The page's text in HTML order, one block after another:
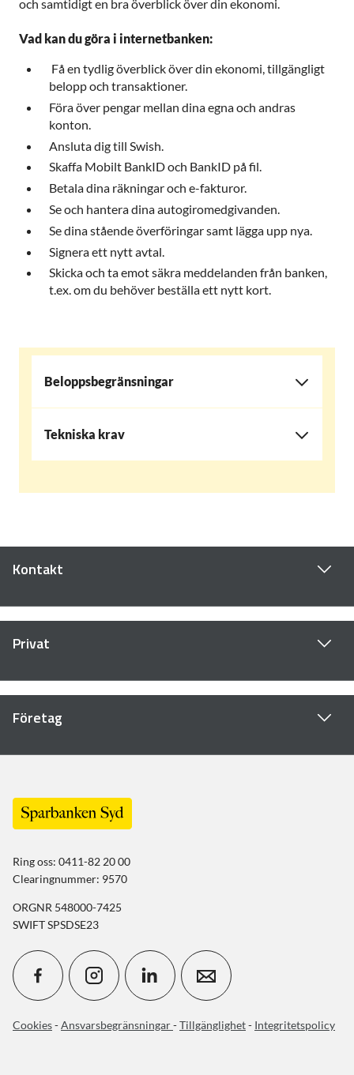
och samtidigt en bra överblick över din ekonomi.
Vad kan du göra i internetbanken:
Få en tydlig överblick över din ekonomi, tillgängligt
belopp och transaktioner.
Föra över pengar mellan dina egna och andras
konton.
Ansluta dig till Swish.
Skaffa Mobilt BankID och BankID på fil.
Betala dina räkningar och e-fakturor.
Se och hantera dina autogiromedgivanden.
Se dina stående överföringar samt lägga upp nya.
Signera ett nytt avtal.
Skicka och ta emot säkra meddelanden från banken,
t.ex. om du behöver beställa ett nytt kort.
Beloppsbegränsningar
Tekniska krav
Kontakt
Privat
Företag
Ring oss: 0411-82 20 00
Clearingnummer: 9570
ORGNR 548000-7425
SWIFT SPSDSE23
Cookies-Ansvarsbegränsningar-Tillgänglighet- Integritetspolicy